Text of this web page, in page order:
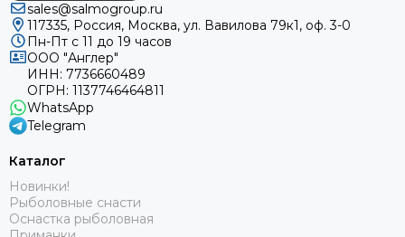
sales@salmogroup.ru
117335, Россия, Москва, ул. Вавилова 79к1, оф. 3-0
Пн-Пт с 11 до 19 часов
ООО "Англер"
ИНН: 7736660489
ОГРН: 1137746464811
WhatsApp
Telegram
Каталог
Новинки!
Рыболовные снасти
Оснастка рыболовная